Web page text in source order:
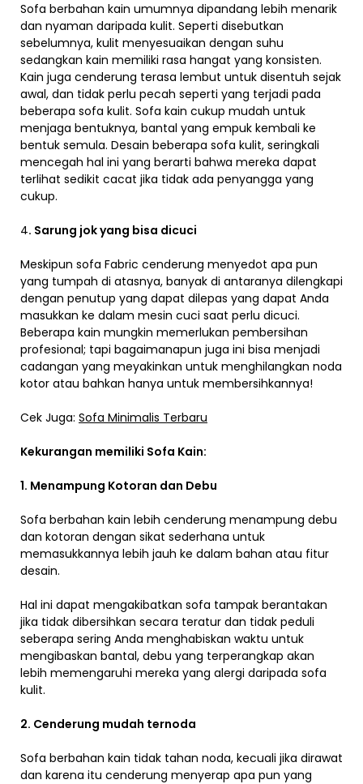
Sofa berbahan kain umumnya dipandang lebih menarik
dan nyaman daripada kulit. Seperti disebutkan
sebelumnya, kulit menyesuaikan dengan suhu
sedangkan kain memiliki rasa hangat yang konsisten.
Kain juga cenderung terasa lembut untuk disentuh sejak
awal, dan tidak perlu pecah seperti yang terjadi pada
beberapa sofa kulit. Sofa kain cukup mudah untuk
menjaga bentuknya, bantal yang empuk kembali ke
bentuk semula. Desain beberapa sofa kulit, seringkali
mencegah hal ini yang berarti bahwa mereka dapat
terlihat sedikit cacat jika tidak ada penyangga yang
cukup.
4. Sarung jok yang bisa dicuci
Meskipun sofa Fabric cenderung menyedot apa pun
yang tumpah di atasnya, banyak di antaranya dilengkapi
dengan penutup yang dapat dilepas yang dapat Anda
masukkan ke dalam mesin cuci saat perlu dicuci.
Beberapa kain mungkin memerlukan pembersihan
profesional; tapi bagaimanapun juga ini bisa menjadi
cadangan yang meyakinkan untuk menghilangkan noda
kotor atau bahkan hanya untuk membersihkannya!
Cek Juga: Sofa Minimalis Terbaru
Kekurangan memiliki Sofa Kain:
1. Menampung Kotoran dan Debu
Sofa berbahan kain lebih cenderung menampung debu
dan kotoran dengan sikat sederhana untuk
memasukkannya lebih jauh ke dalam bahan atau fitur
desain.
Hal ini dapat mengakibatkan sofa tampak berantakan
jika tidak dibersihkan secara teratur dan tidak peduli
seberapa sering Anda menghabiskan waktu untuk
mengibaskan bantal, debu yang terperangkap akan
lebih memengaruhi mereka yang alergi daripada sofa
kulit.
2. Cenderung mudah ternoda
Sofa berbahan kain tidak tahan noda, kecuali jika dirawat
dan karena itu cenderung menyerap apa pun yang